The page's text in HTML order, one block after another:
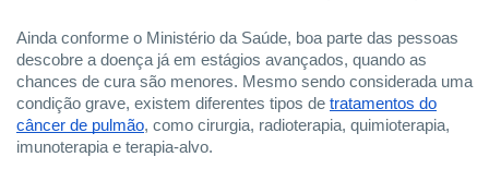
Ainda conforme o Ministério da Saúde, boa parte das pessoas
descobre a doença já em estágios avançados, quando as
chances de cura são menores. Mesmo sendo considerada uma
condição grave, existem diferentes tipos de tratamentos do
câncer de pulmão, como cirurgia, radioterapia, quimioterapia,
imunoterapia e terapia-alvo.